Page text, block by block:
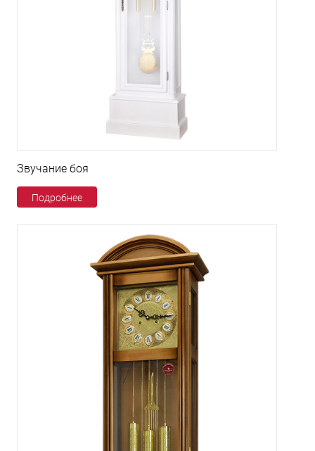
Звучание боя
Подробнее